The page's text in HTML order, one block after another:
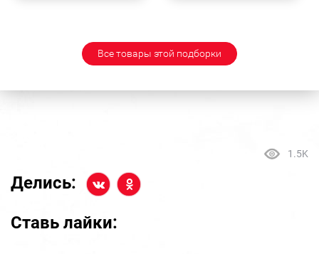
Все товары этой подборки
1.5K
Делись:
Ставь лайки: